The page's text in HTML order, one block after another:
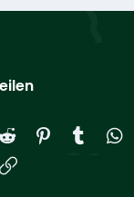
Reddit Pinterest
Tumblr